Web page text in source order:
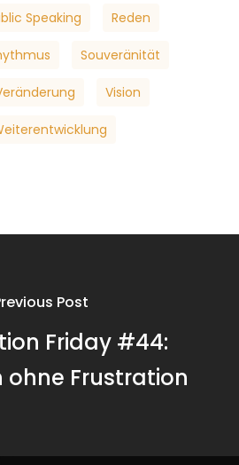
Speaking Reden
Souveränität
Vision
Post
Friday #44:
ohne Frustration